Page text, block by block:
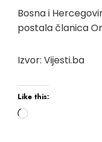
Bosna i
postala članica
Izvor: Vijesti.ba
Like this:
Loading…